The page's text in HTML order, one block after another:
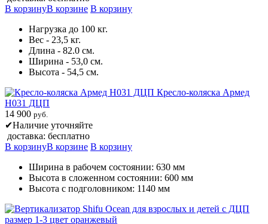
В корзинуВ корзине В корзину
Нагрузка до 100 кг.
Вес - 23,5 кг.
Длина - 82.0 см.
Ширина - 53,0 см.
Высота - 54,5 см.
Кресло-коляска Армед
H031 ДЦП
14 900 руб.
✔Наличие уточняйте
доставка: бесплатно
В корзинуВ корзине В корзину
Ширина в рабочем состоянии: 630 мм
Высота в сложенном состоянии: 600 мм
Высота с подголовником: 1140 мм